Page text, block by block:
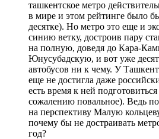
ташкентское метро
в мире и этом рейтинге было
десятке). Но метро это еще и
синию ветку, достроив пару
на полную, доведя до Кара-
Юнусубадскую, и вот уже
автобусов ни к чему. У
еще не достигла даже
есть время к ней
сожалению повальное). Ведь
на перспективу Малую
почему бы не достраивать
год?